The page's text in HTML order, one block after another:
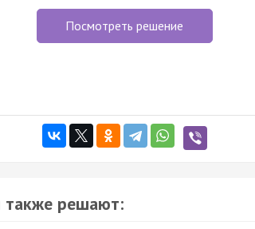
Посмотреть решение
также решают: